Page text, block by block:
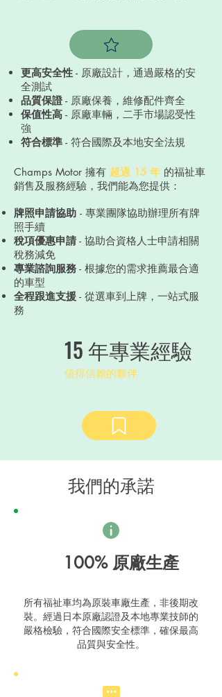
更高安全性 - 原廠設計，通過嚴格的安
全測試
品質保證 - 原廠保養，維修配件齊全
保值性高 - 原廠車輛，二手市場認受性
強
符合標準 - 符合國際及本地安全法規
Champs Motor 擁有 超過 15 年 的福祉車
銷售及服務經驗，我們能為您提供：​
牌照申請協助 - 專業團隊協助辦理所有牌
照手續
稅項優惠申請 - 協助合資格人士申請相關
稅務減免
專業諮詢服務 - 根據您的需求推薦最合適
的車型
全程跟進支援 - 從選車到上牌，一站式服
務
15 年專業經驗
值得信賴的夥伴
我們的承諾
100% 原廠生產
所有福祉車均為原裝車廠生產，非後期改
裝。經過日本原廠認證及本地專業技師的
嚴格檢驗，符合國際安全標準，確保最高
品質與安全性。